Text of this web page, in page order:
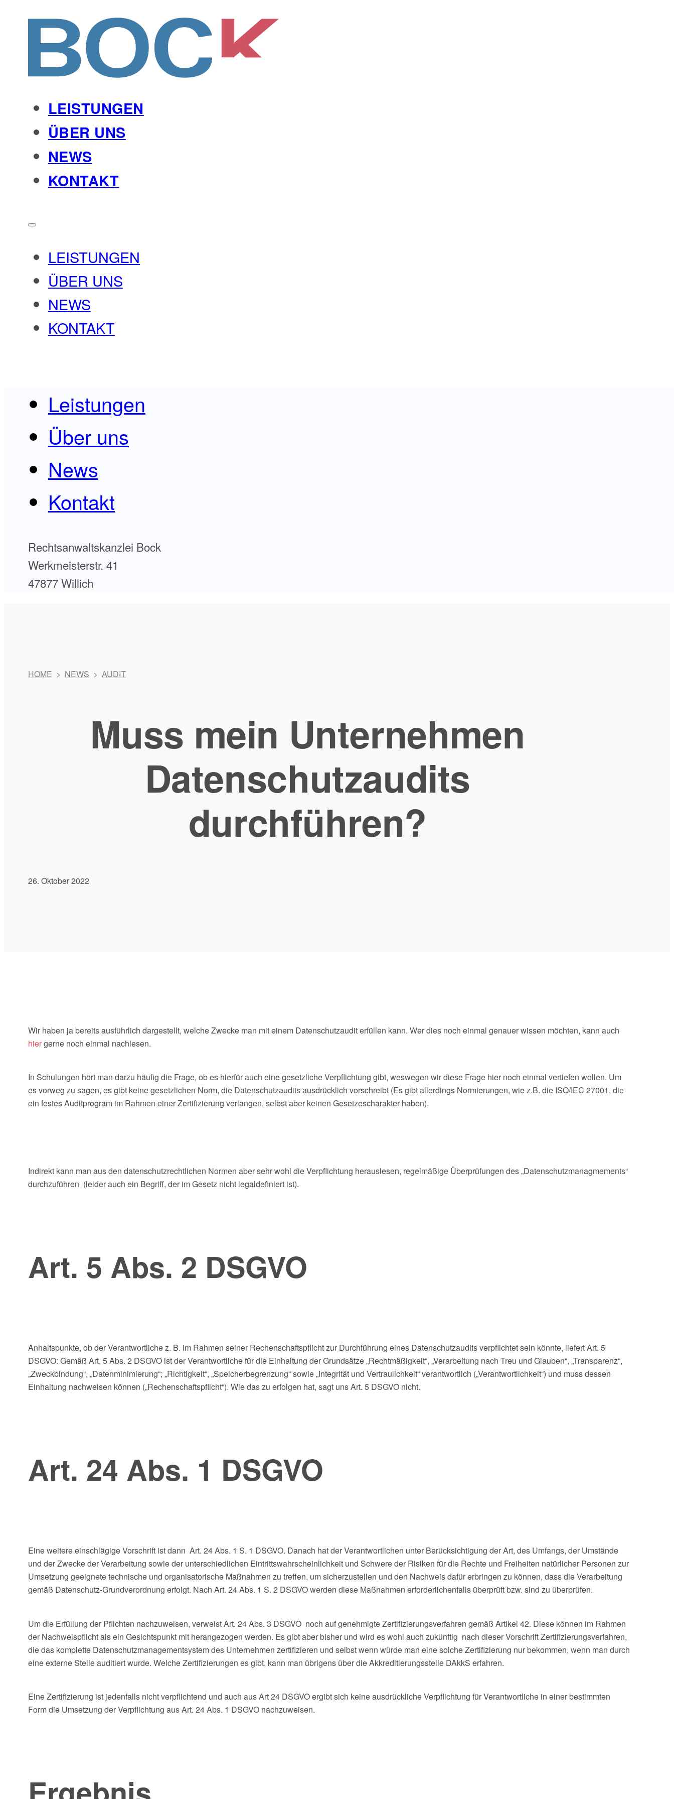
LEISTUNGEN
ÜBER UNS
NEWS
KONTAKT
LEISTUNGEN
ÜBER UNS
NEWS
KONTAKT
Leistungen
Über uns
News
Kontakt
Rechtsanwaltskanzlei Bock
Werkmeisterstr. 41
47877 Willich
HOME > NEWS > AUDIT
Muss mein Unternehmen
Datenschutzaudits
durchführen?
26. Oktober 2022
Wir haben ja bereits ausführlich dargestellt, welche Zwecke man mit einem Datenschutzaudit erfüllen kann. Wer dies noch einmal genauer wissen möchten, kann auch
hiergerne noch einmal nachlesen.
In Schulungen hört man darzu häufig die Frage, ob es hierfür auch eine gesetzliche Verpflichtung gibt, weswegen wir diese Frage hier noch einmal vertiefen wollen. Um
es vorweg zu sagen, es gibt keine gesetzlichen Norm, die Datenschutzaudits ausdrücklich vorschreibt (Es gibt allerdings Normierungen, wie z.B. die ISO/IEC 27001, die
ein festes Auditprogram im Rahmen einer Zertifizierung verlangen, selbst aber keinen Gesetzescharakter haben).
Indirekt kann man aus den datenschutzrechtlichen Normen aber sehr wohl die Verpflichtung herauslesen, regelmäßige Überprüfungen des „Datenschutzmanagmements“
durchzuführen (leider auch ein Begriff, der im Gesetz nicht legaldefiniert ist).
Art. 5 Abs. 2 DSGVO
Anhaltspunkte, ob der Verantwortliche z. B. im Rahmen seiner Rechenschaftspflicht zur Durchführung eines Datenschutzaudits verpflichtet sein könnte, liefert Art. 5
DSGVO: Gemäß Art. 5 Abs. 2 DSGVO ist der Verantwortliche für die Einhaltung der Grundsätze „Rechtmäßigkeit“, „Verarbeitung nach Treu und Glauben“, „Transparenz“,
„Zweckbindung“, „Datenminimierung“; „Richtigkeit“, „Speicherbegrenzung“ sowie „Integrität und Vertraulichkeit“ verantwortlich („Verantwortlichkeit“) und muss dessen
Einhaltung nachweisen können („Rechenschaftspflicht“). Wie das zu erfolgen hat, sagt uns Art. 5 DSGVO nicht.
Art. 24 Abs. 1 DSGVO
Eine weitere einschlägige Vorschrift ist dann Art. 24 Abs. 1 S. 1 DSGVO. Danach hat der Verantwortlichen unter Berücksichtigung der Art, des Umfangs, der Umstände
und der Zwecke der Verarbeitung sowie der unterschiedlichen Eintrittswahrscheinlichkeit und Schwere der Risiken für die Rechte und Freiheiten natürlicher Personen zur
Umsetzung geeignete technische und organisatorische Maßnahmen zu treffen, um sicherzustellen und den Nachweis dafür erbringen zu können, dass die Verarbeitung
gemäß Datenschutz-Grundverordnung erfolgt. Nach Art. 24 Abs. 1 S. 2 DSGVO werden diese Maßnahmen erforderlichenfalls überprüft bzw. sind zu überprüfen.
Um die Erfüllung der Pflichten nachzuweisen, verweist Art. 24 Abs. 3 DSGVO noch auf genehmigte Zertifizierungsverfahren gemäß Artikel 42. Diese können im Rahmen
der Nachweispflicht als ein Gesichtspunkt mit herangezogen werden. Es gibt aber bisher und wird es wohl auch zukünftig nach dieser Vorschrift Zertifizierungsverfahren,
die das komplette Datenschutzmanagementsystem des Unternehmen zertifizieren und selbst wenn würde man eine solche Zertifizierung nur bekommen, wenn man durch
eine externe Stelle auditiert wurde. Welche Zertifizierungen es gibt, kann man übrigens über die Akkreditierungsstelle DAkkS erfahren.
Eine Zertifizierung ist jedenfalls nicht verpflichtend und auch aus Art 24 DSGVO ergibt sich keine ausdrückliche Verpflichtung für Verantwortliche in einer bestimmten
Form die Umsetzung der Verpflichtung aus Art. 24 Abs. 1 DSGVO nachzuweisen.